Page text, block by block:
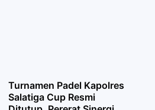
Turnamen Padel Kapolres
Salatiga Cup Resmi